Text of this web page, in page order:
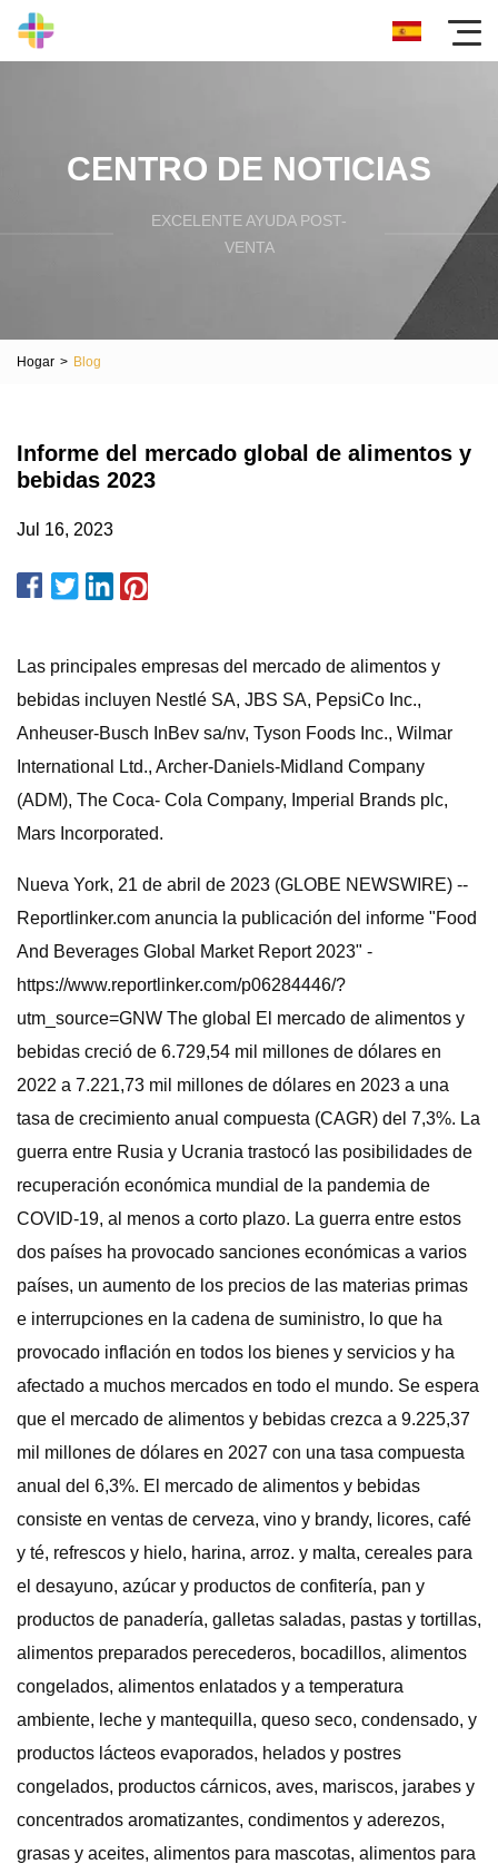
CENTRO DE NOTICIAS
EXCELENTE AYUDA POST-
VENTA
Hogar > Blog
Informe del mercado global de alimentos y
bebidas 2023
Jul 16, 2023
Las principales empresas del mercado de alimentos y
bebidas incluyen Nestlé SA, JBS SA, PepsiCo Inc.,
Anheuser-Busch InBev sa/nv, Tyson Foods Inc., Wilmar
International Ltd., Archer-Daniels-Midland Company
(ADM), The Coca- Cola Company, Imperial Brands plc,
Mars Incorporated.
Nueva York, 21 de abril de 2023 (GLOBE NEWSWIRE) --
Reportlinker.com anuncia la publicación del informe "Food
And Beverages Global Market Report 2023" -
https://www.reportlinker.com/p06284446/?
utm_source=GNW The global El mercado de alimentos y
bebidas creció de 6.729,54 mil millones de dólares en
2022 a 7.221,73 mil millones de dólares en 2023 a una
tasa de crecimiento anual compuesta (CAGR) del 7,3%. La
guerra entre Rusia y Ucrania trastocó las posibilidades de
recuperación económica mundial de la pandemia de
COVID-19, al menos a corto plazo. La guerra entre estos
dos países ha provocado sanciones económicas a varios
países, un aumento de los precios de las materias primas
e interrupciones en la cadena de suministro, lo que ha
provocado inflación en todos los bienes y servicios y ha
afectado a muchos mercados en todo el mundo. Se espera
que el mercado de alimentos y bebidas crezca a 9.225,37
mil millones de dólares en 2027 con una tasa compuesta
anual del 6,3%. El mercado de alimentos y bebidas
consiste en ventas de cerveza, vino y brandy, licores, café
y té, refrescos y hielo, harina, arroz. y malta, cereales para
el desayuno, azúcar y productos de confitería, pan y
productos de panadería, galletas saladas, pastas y tortillas,
alimentos preparados perecederos, bocadillos, alimentos
congelados, alimentos enlatados y a temperatura
ambiente, leche y mantequilla, queso seco, condensado, y
productos lácteos evaporados, helados y postres
congelados, productos cárnicos, aves, mariscos, jarabes y
concentrados aromatizantes, condimentos y aderezos,
grasas y aceites, alimentos para mascotas, alimentos para